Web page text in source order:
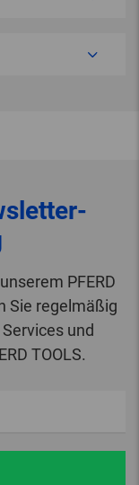
PFERD
Sie regelmäßig
und
TOOLS.